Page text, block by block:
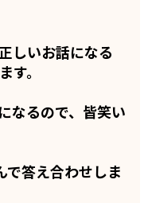
しいお話になる
す。
なるので、皆笑い
で答え合わせしま